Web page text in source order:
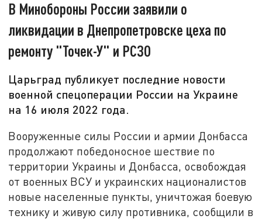
В Минобороны России заявили о
ликвидации в Днепропетровске цеха по
ремонту "Точек-У" и РСЗО
Царьград публикует последние новости
военной спецоперации России на Украине
на 16 июля 2022 года.
Вооруженные силы России и армии Донбасса
продолжают победоносное шествие по
территории Украины и Донбасса, освобождая
от военных ВСУ и украинских националистов
новые населенные пункты, уничтожая боевую
технику и живую силу противника, сообщили в